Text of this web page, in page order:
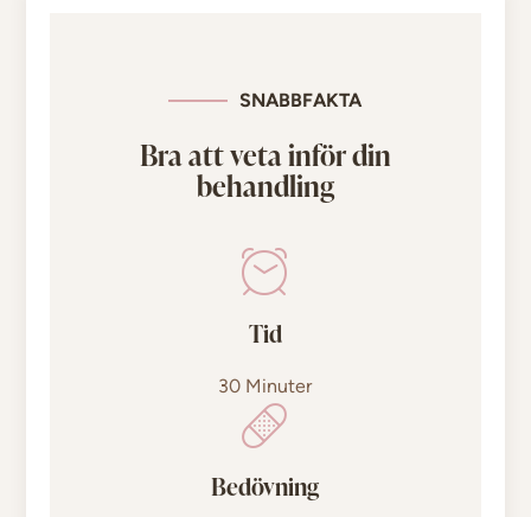
SNABBFAKTA
Bra att veta inför din
behandling
Tid
30 Minuter
Bedövning